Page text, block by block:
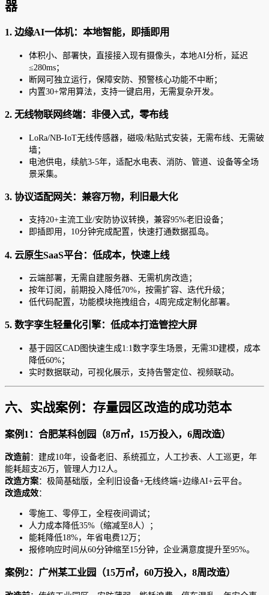
器
1. 边缘AI一体机：本地智能，即插即用
体积小、部署快，直接接入现有摄像头，本地AI分析，延迟
≤280ms；
断网可独立运行，保障安防、预警核心功能不中断；
内置30+常用算法，支持一键启用，无需复杂开发。
2. 无线物联网终端：非侵入式，零布线
LoRa/NB-IoT无线传感器，磁吸/粘贴式安装，无需布线、无需破
墙；
电池供电，续航3-5年，适配水电表、消防、管道、设备等全场
景采集。
3. 协议适配网关：兼容万物，利旧最大化
支持20+主流工业/安防协议转换，兼容95%老旧设备；
即插即用，10分钟完成配置，快速打通数据孤岛。
4. 云原生SaaS平台：低成本，快速上线
云端部署，无需自建服务器、无需机房改造；
按年订阅，前期投入降低70%，按需扩容、迭代升级；
低代码配置，功能模块拖拽组合，4周完成定制化部署。
5. 数字孪生轻量化引擎：低成本打造管控大屏
基于园区CAD图快速生成1:1数字孪生场景，无需3D建模，成本
降低60%；
实时数据联动，可视化展示，支持告警定位、视频联动。
六、实战案例：存量园区改造的成功范本
案例1：合肥某科创园（8万㎡，15万投入，6周改造）
改造前：建成10年，设备老旧、系统孤立，人工抄表、人工巡更，年
能耗超支26万，管理人力12人。
改造方案：极简基础版，全利旧设备+无线终端+边缘AI+云平台。
改造成效：
零施工、零停工，全程夜间调试；
人力成本降低35%（缩减至8人）；
能耗降低18%，年省电费12万；
报修响应时间从60分钟缩至15分钟，企业满意度提升至95%。
案例2：广州某工业园（15万㎡，60万投入，8周改造）